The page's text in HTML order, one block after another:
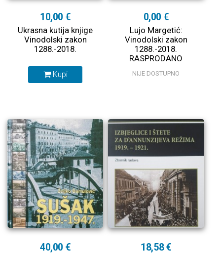
10,00 €
Ukrasna kutija knjige
Vinodolski zakon
1288.-2018.
Kupi
0,00 €
Lujo Margetić:
Vinodolski zakon
1288.-2018.
RASPRODANO
NIJE DOSTUPNO
40,00 € 18,58 €